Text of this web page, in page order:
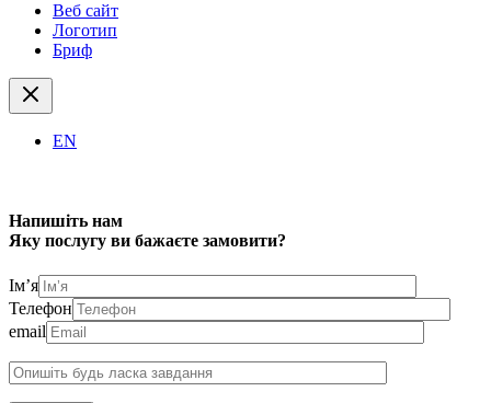
Веб сайт
Логотип
Бриф
EN
Напишіть нам
Яку послугу ви бажаєте замовити?
Ім’я
Телефон
email